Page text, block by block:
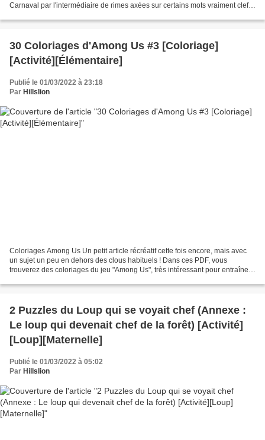
Carnaval par l'intermédiaire de rimes axées sur certains mots vraiment clef
30 Coloriages d'Among Us #3 [Coloriage]
[Activité][Élémentaire]
Publié le 01/03/2022 à 23:18
Par Hillslion
Coloriages Among Us Un petit article récréatif cette fois encore, mais avec
un sujet un peu en dehors des clous habituels ! Dans ces PDF, vous
trouverez des coloriages du jeu "Among Us", très intéressant pour entraîner
2 Puzzles du Loup qui se voyait chef (Annexe :
Le loup qui devenait chef de la forêt) [Activité]
[Loup][Maternelle]
Publié le 01/03/2022 à 05:02
Par Hillslion